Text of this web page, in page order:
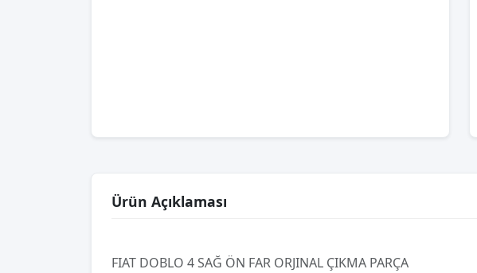
Ürün Açıklaması
FIAT DOBLO 4 SAĞ ÖN FAR ORJINAL ÇIKMA PARÇA